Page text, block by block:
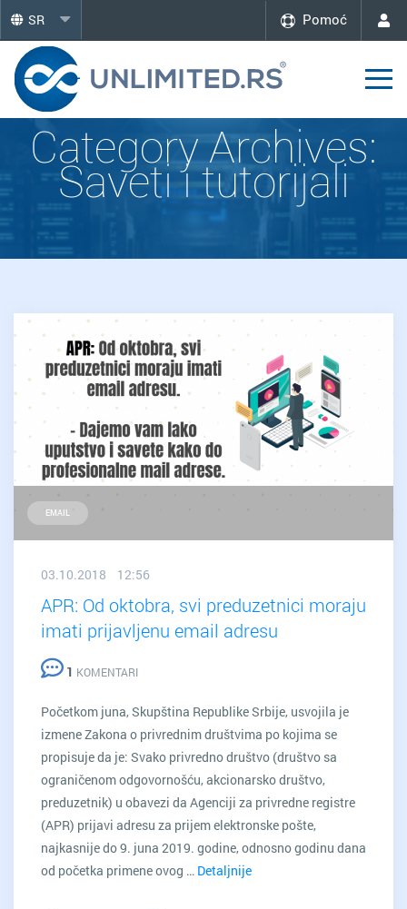
SR Pomoć
Category Archives:
Saveti i tutorijali
EMAIL
03.10.2018 12:56
APR: Od oktobra, svi preduzetnici moraju
imati prijavljenu email adresu
1 KOMENTARI
Početkom juna, Skupština Republike Srbije, usvojila je
izmene Zakona o privrednim društvima po kojima se
propisuje da je: Svako privredno društvo (društvo sa
ograničenom odgovornošću, akcionarsko društvo,
preduzetnik) u obavezi da Agenciji za privredne registre
(APR) prijavi adresu za prijem elektronske pošte,
najkasnije do 9. juna 2019. godine, odnosno godinu dana
od početka primene ovog … Detaljnije